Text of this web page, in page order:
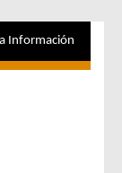
Información